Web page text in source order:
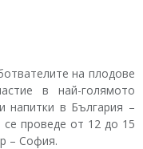
на плодове
в най-голямото
напитки в България –
проведе от 12 до 15
– София.